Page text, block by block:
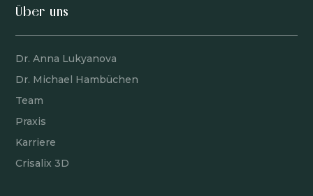
Über uns
Dr. Anna Lukyanova
Dr. Michael Hambüchen
Team
Praxis
Karriere
Crisalix 3D